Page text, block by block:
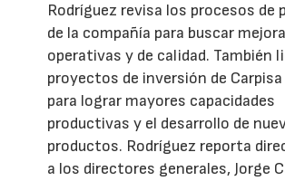
Rodríguez revisa los procesos de
de la compañía para buscar
operativas y de calidad. También
proyectos de inversión de Carpisa
para lograr mayores capacidades
productivas y el desarrollo de
productos. Rodríguez reporta
a los directores generales, Jorge